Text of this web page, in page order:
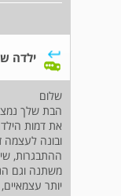
שלום
הבת שלך
את דמות
ובונה
ההתבגרות,
משתנה וגם
יותר